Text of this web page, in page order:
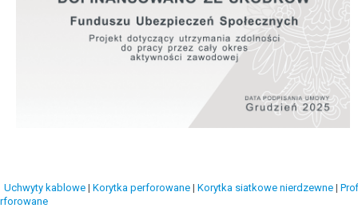
Uchwyty kablowe | Korytka perforowane | Korytka siatkowe nierdzewne |